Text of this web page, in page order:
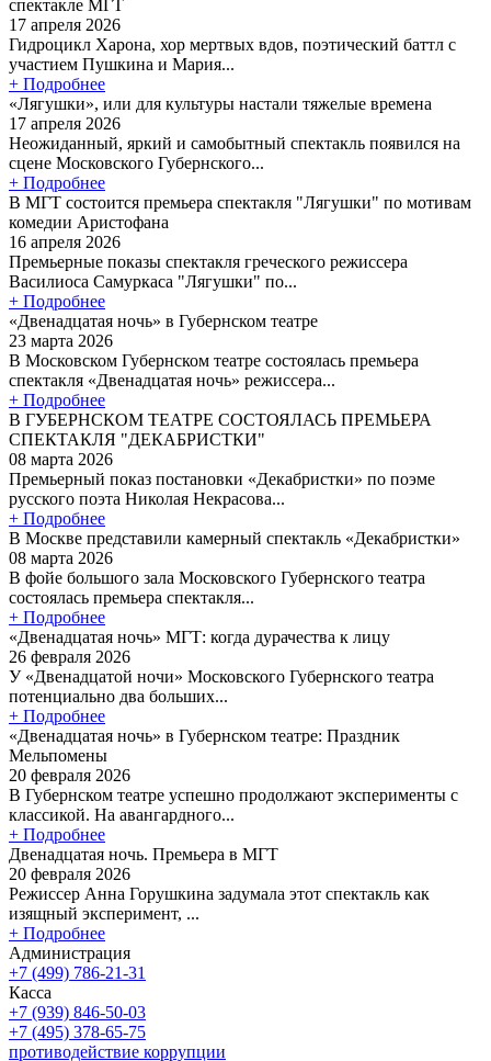
спектакле МГТ
17 апреля 2026
Гидроцикл Харона, хор мертвых вдов, поэтический баттл с
участием Пушкина и Мария...
+ Подробнее
«Лягушки», или для культуры настали тяжелые времена
17 апреля 2026
Неожиданный, яркий и самобытный спектакль появился на
сцене Московского Губернского...
+ Подробнее
В МГТ состоится премьера спектакля "Лягушки" по мотивам
комедии Аристофана
16 апреля 2026
Премьерные показы спектакля греческого режиссера
Василиоса Самуркаса "Лягушки" по...
+ Подробнее
«Двенадцатая ночь» в Губернском театре
23 марта 2026
В Московском Губернском театре состоялась премьера
спектакля «Двенадцатая ночь» режиссера...
+ Подробнее
В ГУБЕРНСКОМ ТЕАТРЕ СОСТОЯЛАСЬ ПРЕМЬЕРА
СПЕКТАКЛЯ "ДЕКАБРИСТКИ"
08 марта 2026
Премьерный показ постановки «Декабристки» по поэме
русского поэта Николая Некрасова...
+ Подробнее
В Москве представили камерный спектакль «Декабристки»
08 марта 2026
В фойе большого зала Московского Губернского театра
состоялась премьера спектакля...
+ Подробнее
«Двенадцатая ночь» МГТ: когда дурачества к лицу
26 февраля 2026
У «Двенадцатой ночи» Московского Губернского театра
потенциально два больших...
+ Подробнее
«Двенадцатая ночь» в Губернском театре: Праздник
Мельпомены
20 февраля 2026
В Губернском театре успешно продолжают эксперименты с
классикой. На авангардного...
+ Подробнее
Двенадцатая ночь. Премьера в МГТ
20 февраля 2026
Режиссер Анна Горушкина задумала этот спектакль как
изящный эксперимент, ...
+ Подробнее
Администрация
+7 (499) 786-21-31
Касса
+7 (939) 846-50-03
+7 (495) 378-65-75
противодействие коррупции